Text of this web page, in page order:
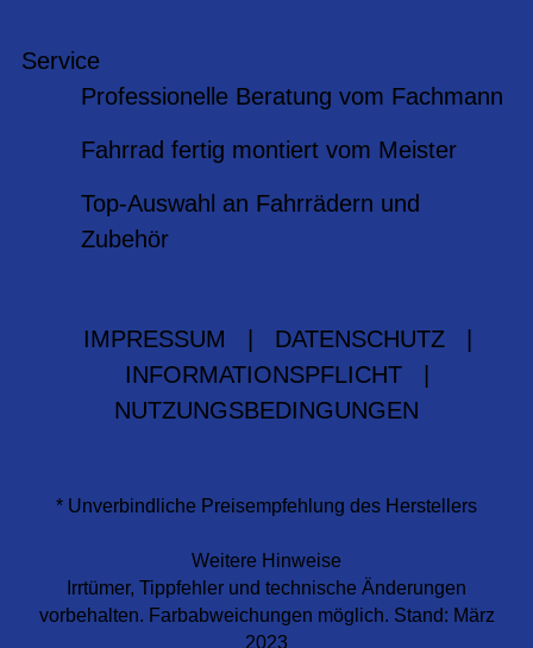
Service
Professionelle Beratung vom Fachmann
Fahrrad fertig montiert vom Meister
Top-Auswahl an Fahrrädern und
Zubehör
IMPRESSUM DATENSCHUTZ
INFORMATIONSPFLICHT
NUTZUNGSBEDINGUNGEN
* Unverbindliche Preisempfehlung des Herstellers
Weitere Hinweise
Irrtümer, Tippfehler und technische Änderungen
vorbehalten. Farbabweichungen möglich. Stand: März
2023